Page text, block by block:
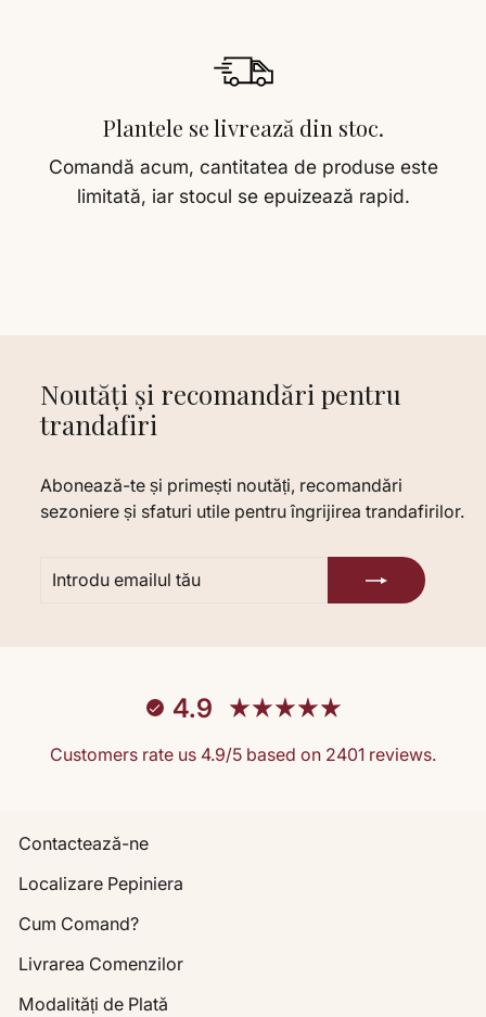
Plantele se livrează din stoc.
Comandă acum, cantitatea de produse este
limitată, iar stocul se epuizează rapid.
Noutăți și recomandări pentru
trandafiri
Abonează-te și primești noutăți, recomandări
sezoniere și sfaturi utile pentru îngrijirea trandafirilor.
EMAILUL
4.9
Customers rate us 4.9/5 based on 2401 reviews.
Contactează-ne
Localizare Pepiniera
Cum Comand?
Livrarea Comenzilor
Modalități de Plată